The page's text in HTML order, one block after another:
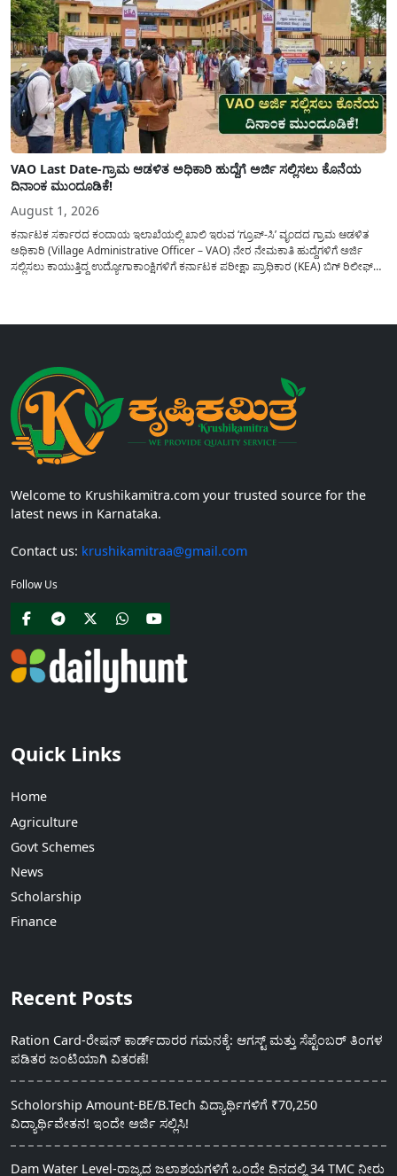
VAO Last Date-ಗ್ರಾಮ ಆಡಳಿತ ಅಧಿಕಾರಿ ಹುದ್ದೆಗೆ ಅರ್ಜಿ ಸಲ್ಲಿಸಲು ಕೊನೆಯ
ದಿನಾಂಕ ಮುಂದೂಡಿಕೆ!
August 1, 2026
ಕರ್ನಾಟಕ ಸರ್ಕಾರದ ಕಂದಾಯ ಇಲಾಖೆಯಲ್ಲಿ ಖಾಲಿ ಇರುವ ‘ಗ್ರೂಪ್-ಸಿ’ ವೃಂದದ ಗ್ರಾಮ ಆಡಳಿತ
ಅಧಿಕಾರಿ (Village Administrative Officer – VAO) ನೇರ ನೇಮಕಾತಿ ಹುದ್ದೆಗಳಿಗೆ ಅರ್ಜಿ
ಸಲ್ಲಿಸಲು ಕಾಯುತ್ತಿದ್ದ ಉದ್ಯೋಗಾಕಾಂಕ್ಷಿಗಳಿಗೆ ಕರ್ನಾಟಕ ಪರೀಕ್ಷಾ ಪ್ರಾಧಿಕಾರ (KEA) ಬಿಗ್ ರಿಲೀಫ್
Welcome to Krushikamitra.com your trusted source for the
latest news in Karnataka.
Contact us: krushikamitraa@gmail.com
Follow Us
Quick Links
Home
Agriculture
Govt Schemes
News
Scholarship
Finance
Recent Posts
Ration Card-ರೇಷನ್ ಕಾರ್ಡ್‍ದಾರರ ಗಮನಕ್ಕೆ: ಆಗಸ್ಟ್ ಮತ್ತು ಸೆಪ್ಟೆಂಬರ್ ತಿಂಗಳ
ಪಡಿತರ ಜಂಟಿಯಾಗಿ ವಿತರಣೆ!
Scholorship Amount-BE/B.Tech ವಿದ್ಯಾರ್ಥಿಗಳಿಗೆ ₹70,250
ವಿದ್ಯಾರ್ಥಿವೇತನ! ಇಂದೇ ಅರ್ಜಿ ಸಲ್ಲಿಸಿ!
Dam Water Level-ರಾಜ್ಯದ ಜಲಾಶಯಗಳಿಗೆ ಒಂದೇ ದಿನದಲ್ಲಿ 34 TMC ನೀರು